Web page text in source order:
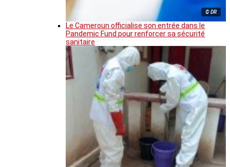
© DR
Le Cameroun officialise son entrée dans le
Pandemic Fund pour renforcer sa sécurité
sanitaire